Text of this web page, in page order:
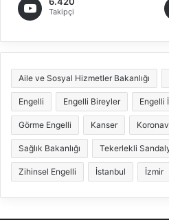
Takipçi
Aile ve Sosyal Hizmetler Bakanlığı
Engelli Engelli Bireyler Engelli
Görme Engelli Kanser
Sağlık Bakanlığı Tekerlekli
Zihinsel Engelli İstanbul İzmir